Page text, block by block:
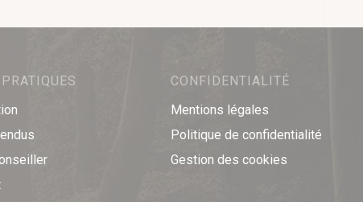
CONFIDENTIALITÉ
Mentions légales
Politique de confidentialité
Gestion des cookies